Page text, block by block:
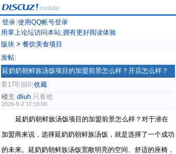
登录 使用QQ帐号登录
用掌上论坛访问本站,拥有更好阅读体验
版块 > 餐饮美食项目
发帖
延奶奶朝鲜族汤饭项目的加盟前景怎么样？开店怎么样？
看178 回0 收藏
楼主 dliuh 只看他
2026-6-2 17:19:00
延奶奶朝鲜族汤饭项目的加盟前景怎么样？对于潜在
加盟商来说，选择延奶奶朝鲜族汤饭，就是选择了一个成功
的未来。延奶奶朝鲜族汤饭宽敞明亮的空间、舒适的座椅，